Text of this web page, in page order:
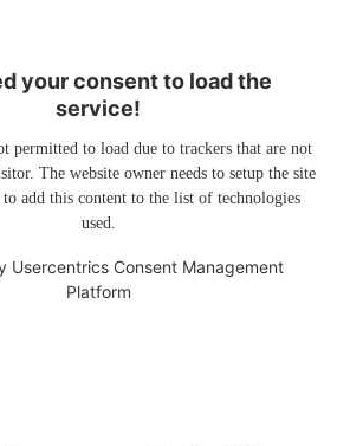
your consent to load the
service!
permitted to load due to trackers that are not
The website owner needs to setup the site
add this content to the list of technologies
used.
Usercentrics Consent Management
Platform